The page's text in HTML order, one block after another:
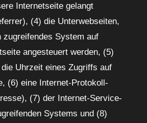
Internetseite gelangt
(4) die Unterwebseiten,
zugreifendes System auf
angesteuert werden, (5)
Uhrzeit eines Zugriffs auf
(6) eine Internet-Protokoll-
(7) der Internet-Service-
Systems und (8)